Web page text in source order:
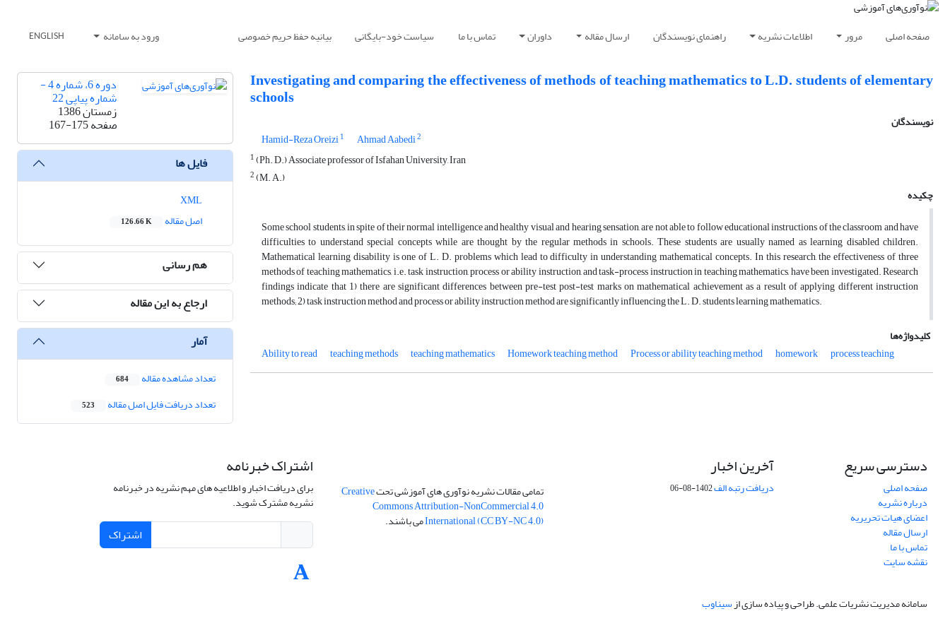
صفحه اصلی مرور اطلاعات نشریه راهنمای نویسندگان ارسال مقاله داوران تماس با ما سیاست خود-بایگانی بیانیه حفظ حریم خصوصی ورود به سامانه ENGLISH
Investigating and comparing the effectiveness of methods of teaching mathematics to L.D. students of elementary
schools
نویسندگان
Hamid-Reza Oreizi1 Ahmad Aabedi2
1(Ph. D.) Associate professor of Isfahan University, Iran
2(M. A.)
چکیده
Some school students, in spite of their normal intelligence and healthy visual and hearing sensation, are not able to follow educational instructions of the classroom and have
difficulties to understand special concepts while are thought by the regular methods in schools. These students are usually named as learning disabled children.
Mathematical learning disability is one of L. D. problems which lead to difficulty in understanding mathematical concepts. In this research, the effectiveness of three
methods of teaching mathematics, i.e. task instruction, process or ability instruction, and task-process instruction in teaching mathematics, have been investigated. Research
findings indicate that 1) there are significant differences between pre-test post-test marks on mathematical achievement as a result of applying different instruction
methods; 2) task instruction method and process or ability instruction method are significantly influencing the L. D. students learning mathematics.
کلیدواژه‌ها
Ability to read
teaching methods teaching mathematics Homework teaching method Process or ability teaching method homework process teaching
دوره 6، شماره 4 -
شماره پیاپی 22
زمستان 1386
صفحه167-175
فایل ها
اصل مقاله
126.66 K
هم رسانی
ارجاع به این مقاله
آمار
تعداد مشاهده مقاله 684
تعداد دریافت فایل اصل مقاله 523
دسترسی سریع
صفحه اصلی
درباره نشریه
اعضای هیات تحریریه
ارسال مقاله
تماس با ما
نقشه سایت
آخرین اخبار
دریافت رتبه الف1402-08-06 تمامی مقالات نشریه نوآوری های آموزشی تحتCreative
Commons Attribution-NonCommercial 4.0
International (CC BY-NC 4.0)می باشند.
اشتراک خبرنامه
برای دریافت اخبار و اطلاعیه های مهم نشریه در خبرنامه
نشریه مشترک شوید.
اشتراک
سامانه مدیریت نشریات علمی.طراحی و پیاده سازی ازسیناوب